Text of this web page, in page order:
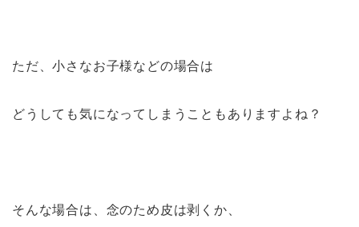
ただ、小さなお子様などの場合は
どうしても気になってしまうこともありますよね？
そんな場合は、念のため皮は剥くか、